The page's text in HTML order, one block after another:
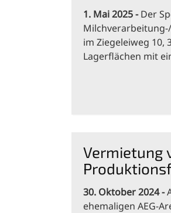
1. Mai 2025
Der
im Ziegeleiweg 10,
Lagerflächen mit
Vermietung
30. Oktober 2024
ehemaligen AEG-